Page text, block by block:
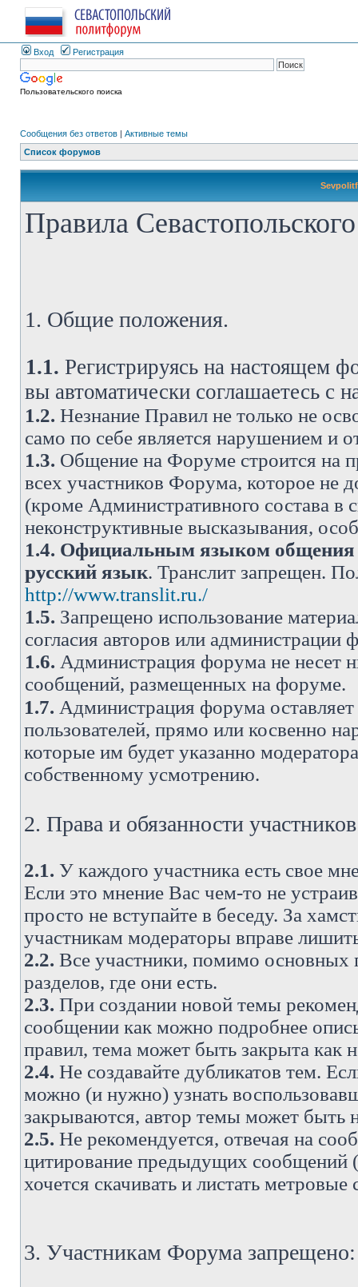
Вход Регистрация
Пользовательского поиска
Сообщения без ответов | Активные темы
Список форумов
Правила
1. Общие положения.
1.1. Регистрируясь на настоящем
вы автоматически соглашаетесь
1.2. Незнание Правил не только не
само по себе является нарушением и
1.3. Общение на Форуме строится на
всех участников Форума, которое не
(кроме Административного состава в
неконструктивные высказывания,
1.4. Официальным языком общения
русский язык. Транслит запрещен.
http://www.translit.ru./
1.5. Запрещено использование
согласия авторов или администрации
1.6. Администрация форума не несет
сообщений, размещенных на форуме.
1.7. Администрация форума
пользователей, прямо или косвенно
которые им будет указанно
собственному усмотрению.
2. Права и обязанности
2.1. У каждого участника есть свое
Если это мнение Вас чем-то не
просто не вступайте в беседу. За
участникам модераторы вправе
2.2. Все участники, помимо основных
разделов, где они есть.
2.3. При создании новой темы
сообщении как можно подробнее
правил, тема может быть закрыта как
2.4. Не создавайте дубликатов тем.
можно (и нужно) узнать
закрываются, автор темы может быть
2.5. Не рекомендуется, отвечая на
цитирование предыдущих сообщений
хочется скачивать и листать
3. Участникам Форума запрещено: